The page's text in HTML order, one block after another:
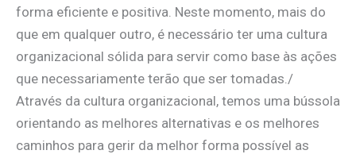
forma eficiente e positiva. Neste momento, mais do
que em qualquer outro, é necessário ter uma cultura
organizacional sólida para servir como base às ações
que necessariamente terão que ser tomadas./
Através da cultura organizacional, temos uma bússola
orientando as melhores alternativas e os melhores
caminhos para gerir da melhor forma possível as